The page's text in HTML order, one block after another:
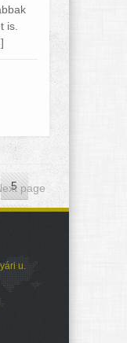
is.
5 page
u.